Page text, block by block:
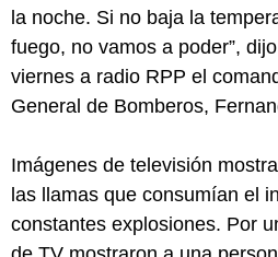
la noche. Si no baja la
fuego, no vamos a poder”,
viernes a radio RPP el
General de Bomberos,
Imágenes de televisión
las llamas que consumían el
constantes explosiones. Por